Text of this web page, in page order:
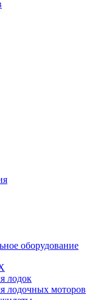
оборудование
лодок
лодочных моторов